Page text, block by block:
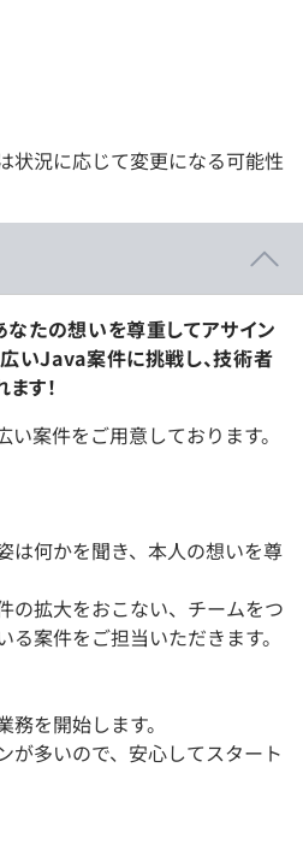
状況に応じて変更になる可能性
なたの想いを尊重してアサイン
いJava案件に挑戦し、技術者
す！
案件をご用意しております。
は何かを聞き、本人の想いを尊
の拡大をおこない、チームをつ
案件をご担当いただきます。
を開始します。
が多いので、安心してスタート